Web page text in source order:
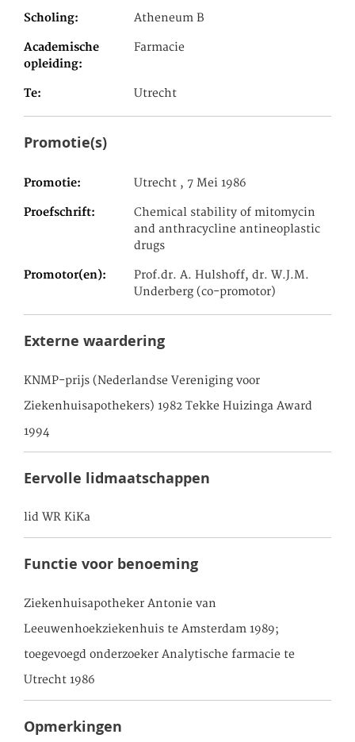
Scholing Atheneum B
Academische
opleiding
Farmacie
Te Utrecht
Promotie(s)
Promotie Utrecht , 7 Mei 1986
Proefschrift
Chemical stability of mitomycin
and anthracycline antineoplastic
drugs
Promotor(en)
Prof.dr. A. Hulshoff, dr. W.J.M.
Underberg (co-promotor)
Externe waardering
KNMP-prijs (Nederlandse Vereniging voor
Ziekenhuisapothekers) 1982 Tekke Huizinga Award
1994
Eervolle lidmaatschappen
lid WR KiKa
Functie voor benoeming
Ziekenhuisapotheker Antonie van
Leeuwenhoekziekenhuis te Amsterdam 1989;
toegevoegd onderzoeker Analytische farmacie te
Utrecht 1986
Opmerkingen